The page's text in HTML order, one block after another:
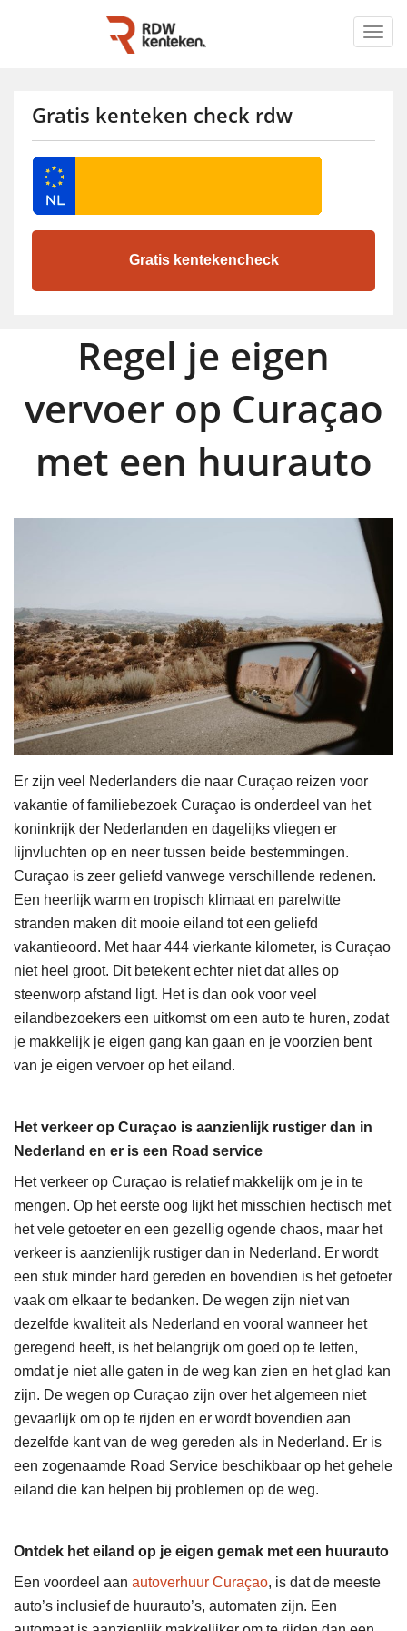
Gratis kenteken check rdw
Regel je eigen
vervoer op Curaçao
met een huurauto
Er zijn veel Nederlanders die naar Curaçao reizen voor
vakantie of familiebezoek Curaçao is onderdeel van het
koninkrijk der Nederlanden en dagelijks vliegen er
lijnvluchten op en neer tussen beide bestemmingen.
Curaçao is zeer geliefd vanwege verschillende redenen.
Een heerlijk warm en tropisch klimaat en parelwitte
stranden maken dit mooie eiland tot een geliefd
vakantieoord. Met haar 444 vierkante kilometer, is Curaçao
niet heel groot. Dit betekent echter niet dat alles op
steenworp afstand ligt. Het is dan ook voor veel
eilandbezoekers een uitkomst om een auto te huren, zodat
je makkelijk je eigen gang kan gaan en je voorzien bent
van je eigen vervoer op het eiland.
Het verkeer op Curaçao is aanzienlijk rustiger dan in
Nederland en er is een Road service
Het verkeer op Curaçao is relatief makkelijk om je in te
mengen. Op het eerste oog lijkt het misschien hectisch met
het vele getoeter en een gezellig ogende chaos, maar het
verkeer is aanzienlijk rustiger dan in Nederland. Er wordt
een stuk minder hard gereden en bovendien is het getoeter
vaak om elkaar te bedanken. De wegen zijn niet van
dezelfde kwaliteit als Nederland en vooral wanneer het
geregend heeft, is het belangrijk om goed op te letten,
omdat je niet alle gaten in de weg kan zien en het glad kan
zijn. De wegen op Curaçao zijn over het algemeen niet
gevaarlijk om op te rijden en er wordt bovendien aan
dezelfde kant van de weg gereden als in Nederland. Er is
een zogenaamde Road Service beschikbaar op het gehele
eiland die kan helpen bij problemen op de weg.
Ontdek het eiland op je eigen gemak met een huurauto
Een voordeel aan autoverhuur Curaçao, is dat de meeste
auto’s inclusief de huurauto’s, automaten zijn. Een